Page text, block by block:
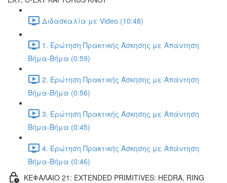
Διδασκαλία με Video (10:48)
1. Ερώτηση Πρακτικής Άσκησης με Απάντηση
Βήμα-Βήμα (0:59)
2. Ερώτηση Πρακτικής Άσκησης με Απάντηση
Βήμα-Βήμα (0:56)
3. Ερώτηση Πρακτικής Άσκησης με Απάντηση
Βήμα-Βήμα (0:45)
4. Ερώτηση Πρακτικής Άσκησης με Απάντηση
Βήμα-Βήμα (0:46)
ΚΕΦΑΛΑΙΟ 21: EXTENDED PRIMITIVES: HEDRA, RING